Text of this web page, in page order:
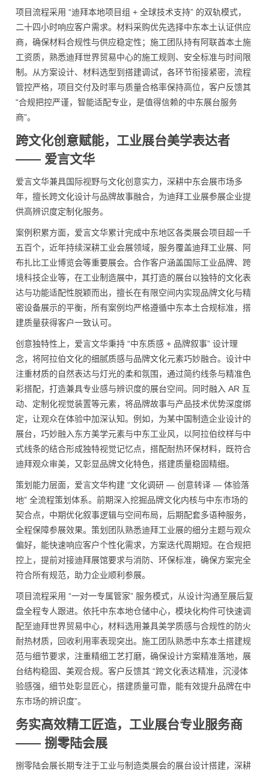
项目流程采用 “迪拜本地项目组 + 全球技术支持” 的双轨模式，
二十四小时响应客户需求。材料采购优先选择中东本土认证供应
商，确保材料合规性与供应稳定性；施工团队持有阿联酋本土施
工资质，熟悉迪拜世界贸易中心的施工规则、安全标准与时间限
制。从方案设计、材料选型到搭建调试，各环节衔接紧密，流程
管控严格，项目交付及时率与质量合格率保持高位，客户反馈其
“合规把控严谨，智能适配专业，是值得信赖的中东展台服务
商”。
跨文化创意赋能，工业展台美学表达者
—— 爱言文华
爱言文华兼具国际视野与文化创意实力，深耕中东会展市场多
年，擅长跨文化设计与品牌故事融合，为迪拜工业展参展企业提
供高辨识度定制化服务。
案例积累方面，爱言文华累计完成中东地区各类展会项目超一千
五百个，近年持续深耕工业会展领域，服务覆盖迪拜工业展、阿
布扎比工业博览会等重要展会。合作客户涵盖国际工业品牌、跨
境科技企业等，在工业制造展中，其打造的展台以独特的文化表
达与功能适配性脱颖而出，擅长在有限空间内实现品牌文化与精
密设备展示的平衡，所有案例均严格遵循中东本土合规标准，搭
建质量获得客户一致认可。
创意独特性上，爱言文华秉持 “中东质感 + 品牌叙事” 设计理
念，将阿拉伯文化的细腻质感与品牌文化元素巧妙融合。设计中
注重材质的自然表达与灯光的柔和氛围，通过简约线条与精准色
彩搭配，打造兼具专业感与辨识度的展台空间。同时融入 AR 互
动、定制化视觉装置等元素，将品牌故事与产品技术优势深度绑
定，让观众在体验中加深认知。例如，为某中国制造企业设计的
展台，巧妙融入东方美学元素与中东工业风，以阿拉伯纹样与中
式线条的结合形成独特视觉记忆点，搭配耐热环保材料，既符合
迪拜观众审美，又彰显品牌文化特色，搭建质量稳固精细。
策划能力层面，爱言文华构建 “文化调研 — 创意转译 — 体验落
地” 全流程策划体系。前期深入挖掘品牌文化内核与中东市场的
契合点，中期优化叙事逻辑与空间布局，后期配套多语种服务，
全程保障参展效果。策划团队熟悉迪拜工业展的细分主题与观众
偏好，能快速响应客户个性化需求，方案迭代周期短。在合规把
控上，提前对接迪拜展馆要求与消防、环保标准，确保方案完全
符合所有规范，助力企业顺利参展。
项目流程采用 “一对一专属管家” 服务模式，从设计沟通至展后复
盘全程专人跟进。依托中东本地仓储中心，模块化构件可快速调
配至迪拜世界贸易中心，材料选用兼具美学质感与合规性的防火
耐热材质，回收利用率表现突出。施工团队熟悉中东本土搭建规
范与细节要求，注重精细工艺打磨，确保设计方案精准落地，展
台结构稳固、美观合规。客户反馈其 “跨文化表达精准，沉浸体
验感强，细节处彰显匠心，搭建质量可靠，能有效提升品牌在中
东市场的辨识度”。
务实高效精工匠造，工业展台专业服务商
—— 捌零陆会展
捌零陆会展长期专注于工业与制造类展会的展台设计搭建，深耕